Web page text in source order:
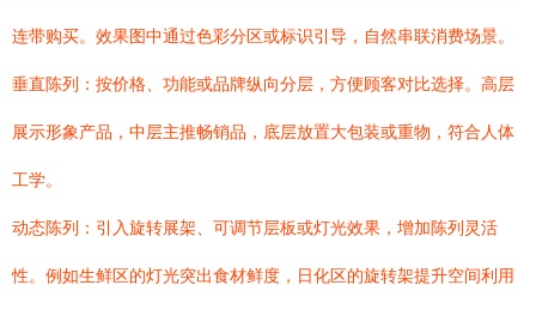
连带购买。效果图中通过色彩分区或标识引导，自然串联消费场景。
垂直陈列：按价格、功能或品牌纵向分层，方便顾客对比选择。高层
展示形象产品，中层主推畅销品，底层放置大包装或重物，符合人体
工学。
动态陈列：引入旋转展架、可调节层板或灯光效果，增加陈列灵活
性。例如生鲜区的灯光突出食材鲜度，日化区的旋转架提升空间利用